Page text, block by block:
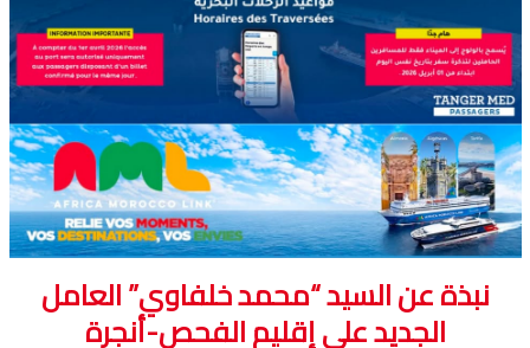
نبذة عن السيد “محمد خلفاوي” العامل
الجديد على إقليم الفحص-أنجرة